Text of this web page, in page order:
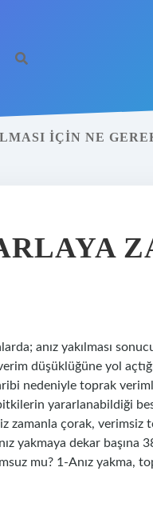
IÇIN NE
anız yakılması
düşüklüğüne yol
nedeniyle toprak
yararlanabildiği
zamanla çorak, verimsiz
yakmaya dekar başına
mu? 1-Anız yakma,